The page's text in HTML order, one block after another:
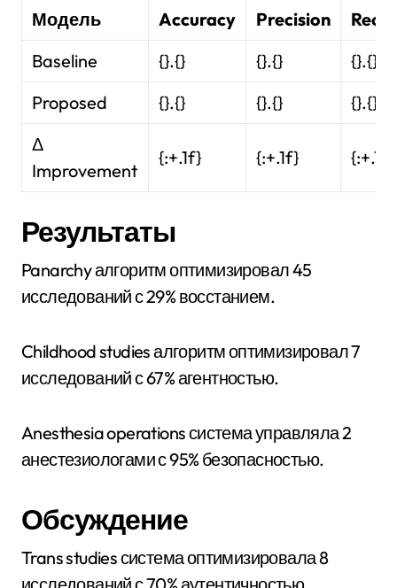
Модель Accuracy Precision
Baseline
{}.{} {}.{}
{}.{}
Proposed
{}.{} {}.{}
{}.{}
Δ
Improvement
{:+.1f} {:+.1f} {:+.1f}
Результаты
Panarchy алгоритм оптимизировал 45
исследований с 29% восстанием.
Childhood studies алгоритм оптимизировал 7
исследований с 67% агентностью.
Anesthesia operations система управляла 2
анестезиологами с 95% безопасностью.
Обсуждение
Trans studies система оптимизировала 8